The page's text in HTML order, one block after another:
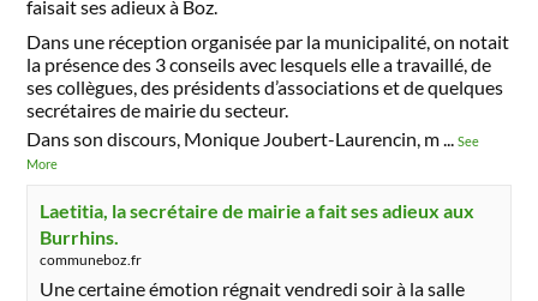
faisait ses adieux à Boz.
Dans une réception organisée par la municipalité, on notait
la présence des 3 conseils avec lesquels elle a travaillé, de
ses collègues, des présidents d’associations et de quelques
secrétaires de mairie du secteur.
Dans son discours, Monique Joubert-Laurencin, m...See
More
Laetitia, la secrétaire de mairie a fait ses adieux aux
Burrhins.
communeboz.fr
Une certaine émotion régnait vendredi soir à la salle